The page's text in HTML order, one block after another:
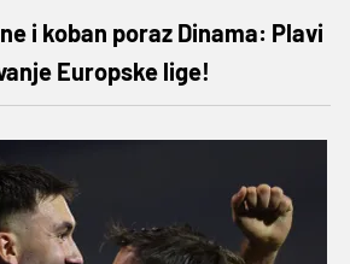
i koban poraz Dinama: Plavi
Europske lige!